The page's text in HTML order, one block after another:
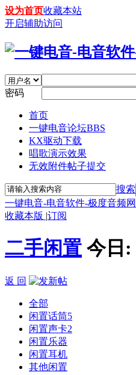
设为首页收藏本站
开启辅助访问
密码
首页
一键电音论坛BBS
KX驱动下载
唱歌演示效果
无效附件帖子提交
搜索
一键电音-电音软件-极度音频网
收藏本版 |订阅
二手闲置 今日:
返 回
全部
闲置话筒5
闲置声卡2
闲置乐器
闲置耳机
其他闲置